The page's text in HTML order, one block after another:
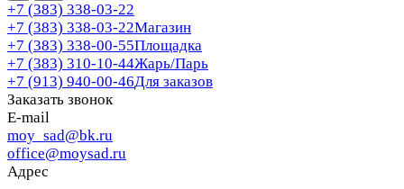
+7 (383) 338-03-22
+7 (383) 338-03-22Магазин
+7 (383) 338-00-55Площадка
+7 (383) 310-10-44Жарь/Парь
+7 (913) 940-00-46Для заказов
Заказать звонок
E-mail
moy_sad@bk.ru
office@moysad.ru
Адрес